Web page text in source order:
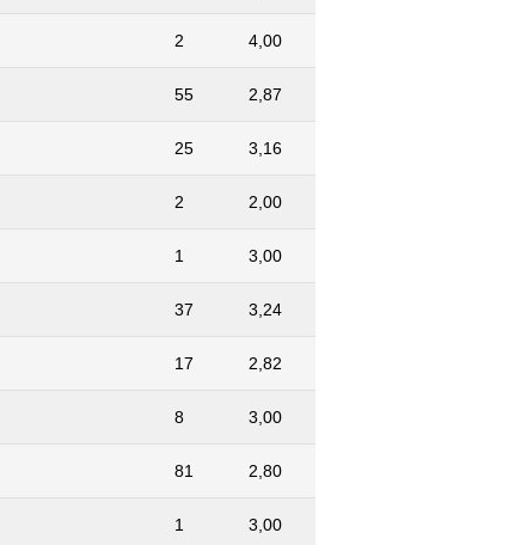
2 4,00
55 2,87
25 3,16
2 2,00
1 3,00
37 3,24
17 2,82
8 3,00
81 2,80
1 3,00